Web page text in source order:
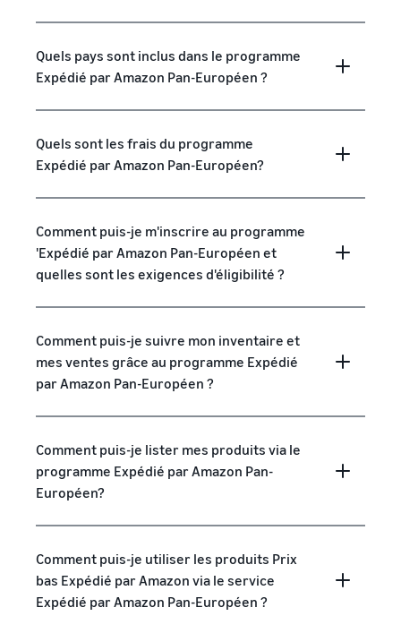
Quels pays sont inclus dans le programme
Expédié par Amazon Pan-Européen ?
Quels sont les frais du programme
Expédié par Amazon Pan-Européen?
Comment puis-je m'inscrire au programme
'Expédié par Amazon Pan-Européen et
quelles sont les exigences d'éligibilité ?
Comment puis-je suivre mon inventaire et
mes ventes grâce au programme Expédié
par Amazon Pan-Européen ?
Comment puis-je lister mes produits via le
programme Expédié par Amazon Pan-
Européen?
Comment puis-je utiliser les produits Prix
bas Expédié par Amazon via le service
Expédié par Amazon Pan-Européen ?